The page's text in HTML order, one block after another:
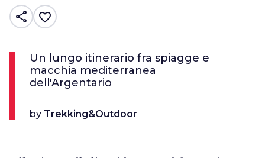
share favorite_border
Un lungo itinerario fra spiagge e
macchia mediterranea
dell'Argentario
by Trekking&Outdoor